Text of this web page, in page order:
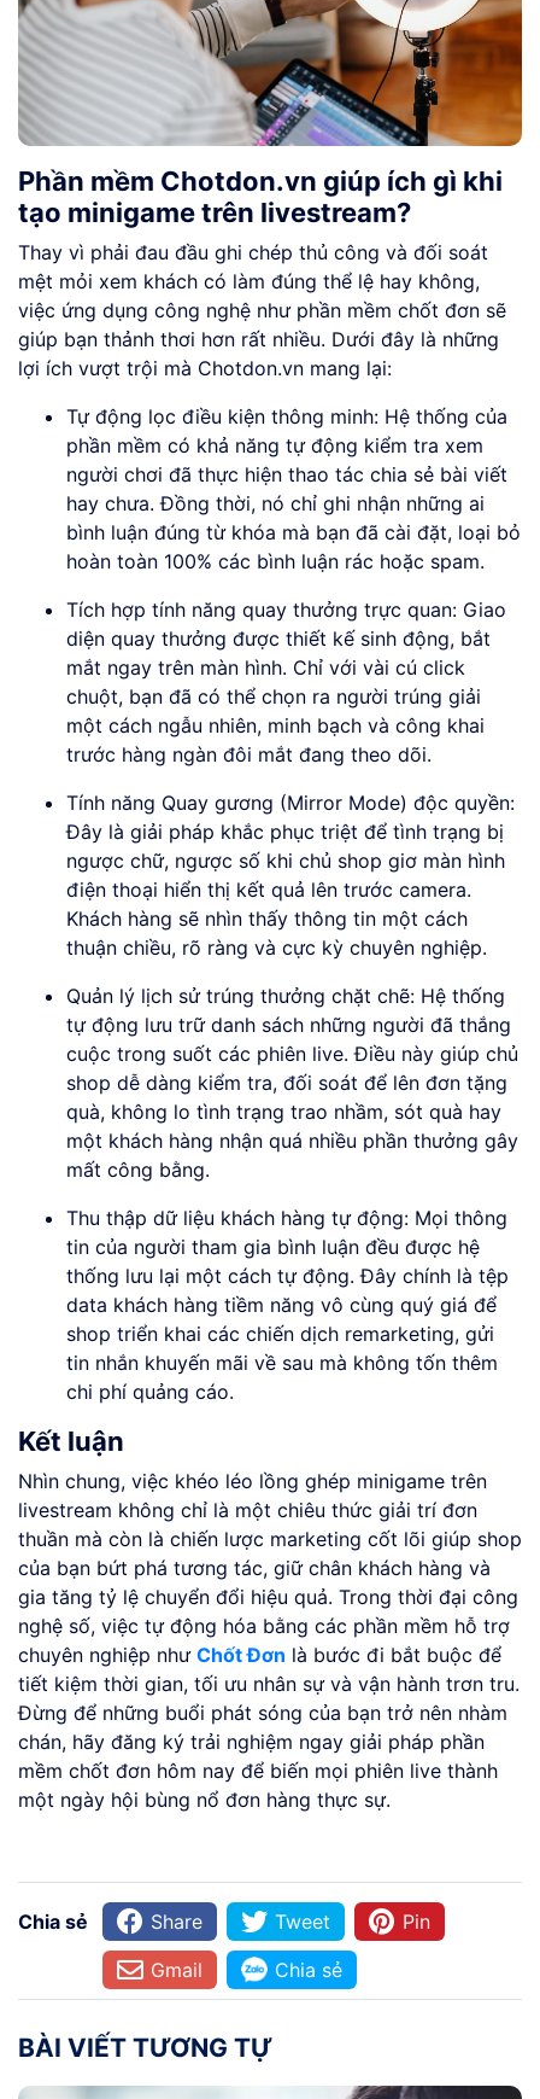
Phần mềm Chotdon.vn giúp ích gì khi
tạo minigame trên livestream?
Thay vì phải đau đầu ghi chép thủ công và đối soát
mệt mỏi xem khách có làm đúng thể lệ hay không,
việc ứng dụng công nghệ như phần mềm chốt đơn sẽ
giúp bạn thảnh thơi hơn rất nhiều. Dưới đây là những
lợi ích vượt trội mà Chotdon.vn mang lại:
Tự động lọc điều kiện thông minh: Hệ thống của
phần mềm có khả năng tự động kiểm tra xem
người chơi đã thực hiện thao tác chia sẻ bài viết
hay chưa. Đồng thời, nó chỉ ghi nhận những ai
bình luận đúng từ khóa mà bạn đã cài đặt, loại bỏ
hoàn toàn 100% các bình luận rác hoặc spam.
Tích hợp tính năng quay thưởng trực quan: Giao
diện quay thưởng được thiết kế sinh động, bắt
mắt ngay trên màn hình. Chỉ với vài cú click
chuột, bạn đã có thể chọn ra người trúng giải
một cách ngẫu nhiên, minh bạch và công khai
trước hàng ngàn đôi mắt đang theo dõi.
Tính năng Quay gương (Mirror Mode) độc quyền:
Đây là giải pháp khắc phục triệt để tình trạng bị
ngược chữ, ngược số khi chủ shop giơ màn hình
điện thoại hiển thị kết quả lên trước camera.
Khách hàng sẽ nhìn thấy thông tin một cách
thuận chiều, rõ ràng và cực kỳ chuyên nghiệp.
Quản lý lịch sử trúng thưởng chặt chẽ: Hệ thống
tự động lưu trữ danh sách những người đã thắng
cuộc trong suốt các phiên live. Điều này giúp chủ
shop dễ dàng kiểm tra, đối soát để lên đơn tặng
quà, không lo tình trạng trao nhầm, sót quà hay
một khách hàng nhận quá nhiều phần thưởng gây
mất công bằng.
Thu thập dữ liệu khách hàng tự động: Mọi thông
tin của người tham gia bình luận đều được hệ
thống lưu lại một cách tự động. Đây chính là tệp
data khách hàng tiềm năng vô cùng quý giá để
shop triển khai các chiến dịch remarketing, gửi
tin nhắn khuyến mãi về sau mà không tốn thêm
chi phí quảng cáo.
Kết luận
Nhìn chung, việc khéo léo lồng ghép minigame trên
livestream không chỉ là một chiêu thức giải trí đơn
thuần mà còn là chiến lược marketing cốt lõi giúp shop
của bạn bứt phá tương tác, giữ chân khách hàng và
gia tăng tỷ lệ chuyển đổi hiệu quả. Trong thời đại công
nghệ số, việc tự động hóa bằng các phần mềm hỗ trợ
chuyên nghiệp như Chốt Đơn là bước đi bắt buộc để
tiết kiệm thời gian, tối ưu nhân sự và vận hành trơn tru.
Đừng để những buổi phát sóng của bạn trở nên nhàm
chán, hãy đăng ký trải nghiệm ngay giải pháp phần
mềm chốt đơn hôm nay để biến mọi phiên live thành
một ngày hội bùng nổ đơn hàng thực sự.
Chia sẻ Share Tweet
Pin
Gmail
Chia sẻ
BÀI VIẾT TƯƠNG TỰ